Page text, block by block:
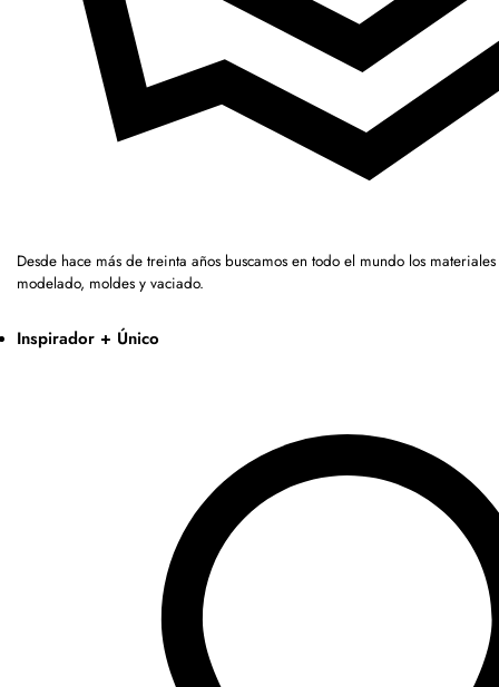
Desde hace más de treinta años buscamos en todo el mundo los
modelado, moldes y vaciado.
Inspirador + Único